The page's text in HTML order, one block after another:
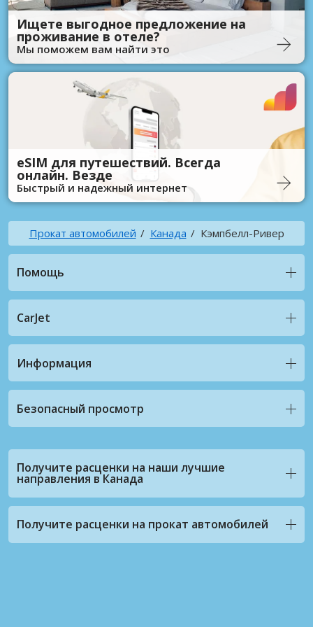
Ищете выгодное предложение на
проживание в отеле?
Мы поможем вам найти это
eSIM для путешествий. Всегда
онлайн. Везде
Быстрый и надежный интернет
Прокат автомобилей Канада Кэмпбелл-Ривер
Помощь
CarJet
Информация
Безопасный просмотр
Получите расценки на наши лучшие
направления в Канада
Получите расценки на прокат автомобилей